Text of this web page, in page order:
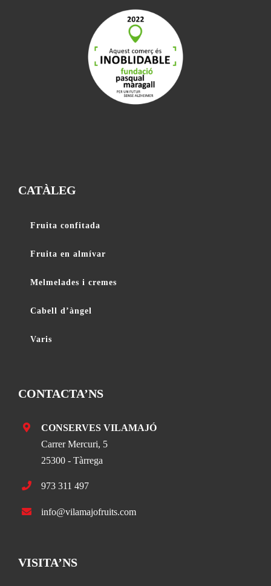
CATÀLEG
Fruita confitada
Fruita en almívar
Melmelades i cremes
Cabell d’àngel
Varis
CONTACTA’NS
CONSERVES VILAMAJÓ
Carrer Mercuri, 5
25300 - Tàrrega
973 311 497
info@vilamajofruits.com
VISITA’NS